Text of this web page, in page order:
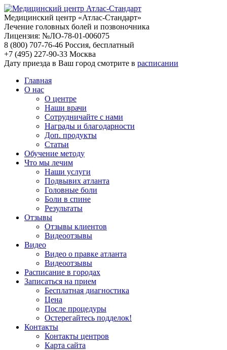
Медицинский центр «Атлас-Стандарт»
Лечение головных болей и позвоночника
Лицензия: №ЛО-78-01-006075
8 (800) 707-76-46 Россия, бесплатный
+7 (495) 227-90-33 Москва
Дату приезда в Ваш город смотрите в расписании
Главная
О нас
О центре
Наши врачи
Сотрудничайте с нами
Награды и благодарности
Доп. продукты
Статьи
Обучение методу
Что мы лечим
Наши услуги
Подвывих атланта
Головные боли
Боли в спине
Результаты
Отзывы
Отзывы клиентов
Видеоотзывы
Видео
Видео о правке атланта
Видеоотзывы
Расписание в городах
Записаться на прием
Бесплатная диагностика
Цена
После процедуры
Остерегайтесь подделок!
Контакты
Контакты центров
Карта сайта